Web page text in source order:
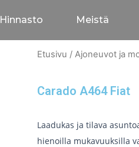
Hinnasto Meistä
Etusivu / Ajoneuvot ja
Carado A464 Fiat
Laadukas ja tilava
hienoilla mukavuuksilla